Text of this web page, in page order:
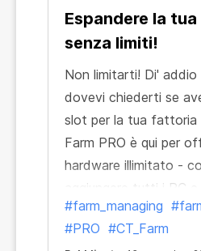
Espandere la
senza limiti!
Non limitarti! Di' addio
dovevi chiederti se
slot per la tua fattoria
Farm PRO è qui per
hardware illimitato -
aggiungere tutti i PC e
vuoi!
#farm_managing
#PRO #CT_Farm